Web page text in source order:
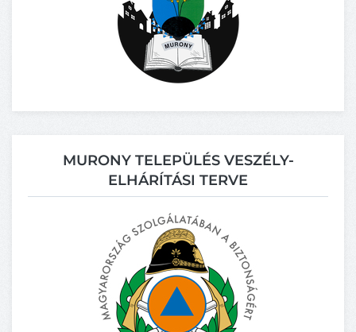
MURONY TELEPÜLÉS VESZÉLY-
ELHÁRÍTÁSI TERVE